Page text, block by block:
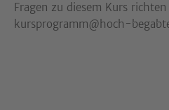
Fragen zu diesem Kurs
kursprogramm@hoch-